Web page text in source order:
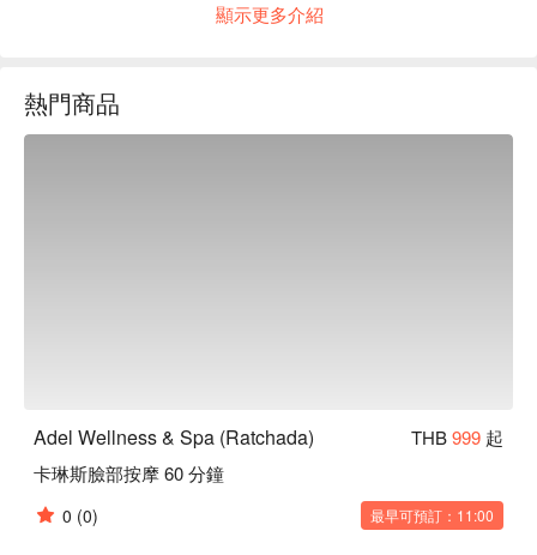
顧客對於店內專業的服務和舒適的環境給予高度評價，特別適
都是理想之選。
用 FunNow 預訂立即享優惠！
顯示更多介紹
熱門商品
Adel Wellness & Spa (Ratchada) THB999 起
卡琳斯臉部按摩 60 分鐘
0 (0) 最早可預訂：11:00